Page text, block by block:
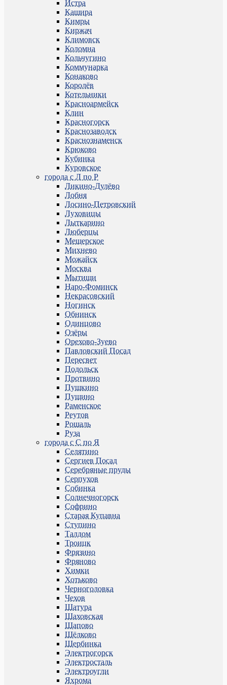
Истра
Кашира
Кимры
Киржач
Климовск
Коломна
Кольчугино
Коммунарка
Конаково
Королёв
Котельники
Красноармейск
Клин
Красногорск
Краснозаводск
Краснознаменск
Крюково
Кубинка
Куровское
города с Л по Р
Ликино-Дулёво
Лобня
Лосино-Петровский
Луховицы
Лыткарино
Люберцы
Мещерское
Михнево
Можайск
Москва
Мытищи
Наро-Фоминск
Некрасовский
Ногинск
Обнинск
Одинцово
Озёры
Орехово-Зуево
Павловский Посад
Пересвет
Подольск
Протвино
Пушкино
Пущино
Раменское
Реутов
Рошаль
Руза
города с С по Я
Селятино
Сергиев Посад
Серебряные пруды
Серпухов
Собинка
Солнечногорск
Софрино
Старая Купавна
Ступино
Талдом
Троицк
Фрязино
Фряново
Химки
Хотьково
Черноголовка
Чехов
Шатура
Шаховская
Щапово
Щёлково
Щербинка
Электрогорск
Электросталь
Электроугли
Яхрома